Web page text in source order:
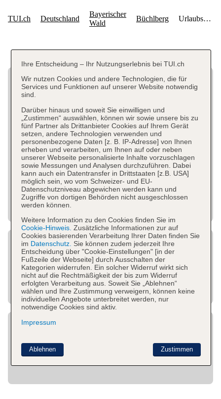
Ihre Entscheidung – Ihr Nutzungserlebnis bei TUI.ch
Wir nutzen Cookies und andere Technologien, die für
Services und Funktionen auf unserer Website notwendig
sind.
Darüber hinaus und soweit Sie einwilligen und
„Zustimmen“ auswählen, können wir sowie unsere bis zu
fünf Partner als Drittanbieter Cookies auf Ihrem Gerät
setzen, andere Technologien verwenden und
personenbezogene Daten [z. B. IP-Adresse] von Ihnen
erheben und verarbeiten, um Ihnen auf oder neben
unserer Webseite personalisierte Inhalte vorzuschlagen
sowie Messungen und Analysen durchzuführen. Dabei
kann auch ein Datentransfer in Drittstaaten [z.B. USA]
möglich sein, wo vom Schweizer- und EU-
Datenschutzniveau abgewichen werden kann und
Zugriffe von dortigen Behörden nicht ausgeschlossen
werden können.
Weitere Information zu den Cookies finden Sie im
Cookie-Hinweis. Zusätzliche Informationen zur auf
Cookies basierenden Verarbeitung Ihrer Daten finden Sie
im Datenschutz. Sie können zudem jederzeit Ihre
Entscheidung über "Cookie-Einstellungen" [in der
Fußzeile der Webseite] durch Ausschalten der
Kategorien widerrufen. Ein solcher Widerruf wirkt sich
nicht auf die Rechtmäßigkeit der bis zum Widerruf
erfolgten Verarbeitung aus. Soweit Sie „Ablehnen“
wählen und Ihre Zustimmung verweigern, können keine
individuellen Angebote unterbreitet werden, nur
notwendige Cookies sind aktiv.
Impressum
Zustimmen
Ablehnen